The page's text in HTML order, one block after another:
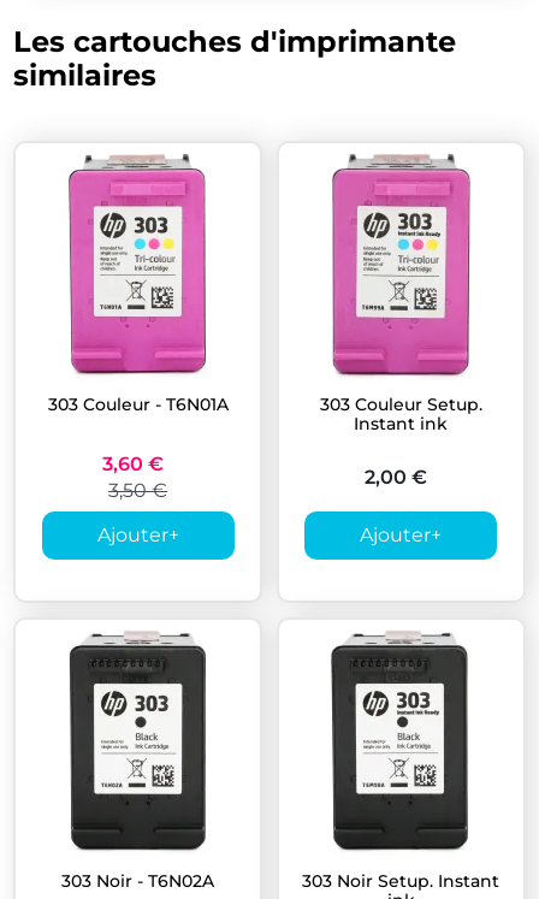
Les cartouches d'imprimante
similaires
303 Couleur - T6N01A
3,60 €
3,50 €
Ajouter+
303 Couleur Setup.
Instant ink
2,00 €
Ajouter+
303 Noir - T6N02A
303 Noir Setup. Instant